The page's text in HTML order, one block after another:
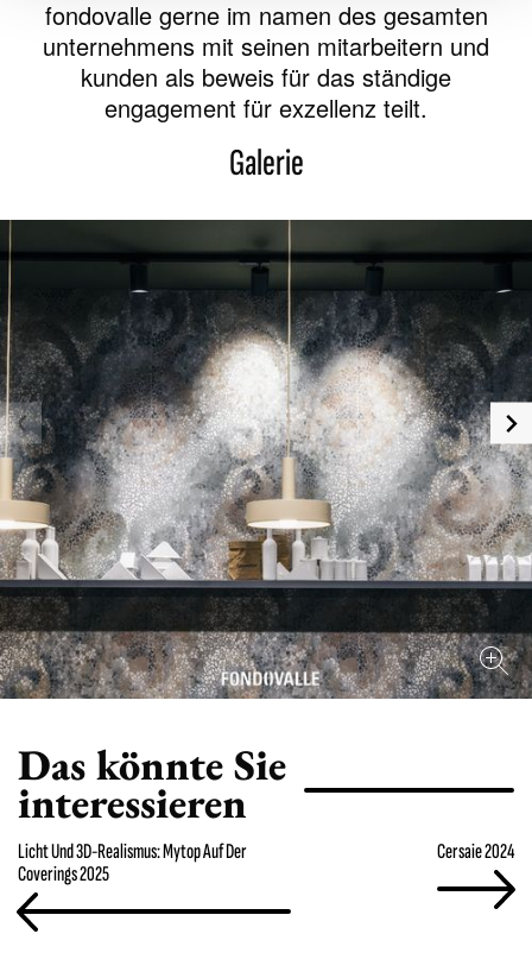
fondovalle gerne im namen des gesamten
unternehmens mit seinen mitarbeitern und
kunden als beweis für das ständige
engagement für exzellenz teilt.
Galerie
Das könnte Sie
interessieren
Licht Und 3D-Realismus: Mytop Auf Der
Coverings 2025
Cersaie 2024